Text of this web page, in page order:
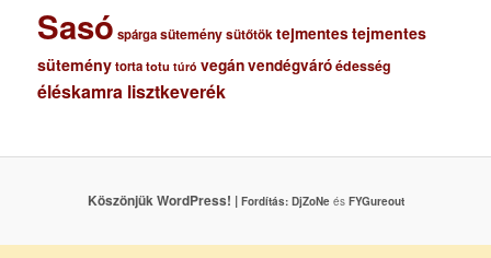
Sasó spárgasüteménysütőtöktejmentestejmentes
süteménytorta totu túró vegánvendégváróédesség
éléskamra lisztkeverék
Köszönjük WordPress! | Fordítás: DjZoNeés FYGureout